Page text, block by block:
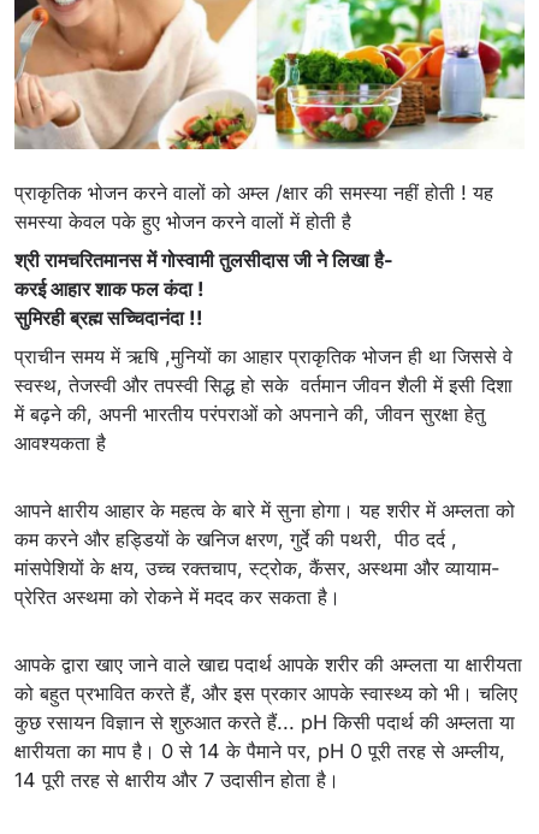
प्राकृतिक भोजन करने वालों को अम्ल /क्षार की समस्या नहीं होती ! यह
समस्या केवल पके हुए भोजन करने वालों में होती है
श्री रामचरितमानस में गोस्वामी तुलसीदास जी ने लिखा है-
करई आहार शाक फल कंदा !
सुमिरही ब्रह्म सच्चिदानंदा !!
प्राचीन समय में ऋषि ,मुनियों का आहार प्राकृतिक भोजन ही था जिससे वे
स्वस्थ, तेजस्वी और तपस्वी सिद्ध हो सके वर्तमान जीवन शैली में इसी दिशा
में बढ़ने की, अपनी भारतीय परंपराओं को अपनाने की, जीवन सुरक्षा हेतु
आवश्यकता है
आपने क्षारीय आहार के महत्व के बारे में सुना होगा। यह शरीर में अम्लता को
कम करने और हड्डियों के खनिज क्षरण, गुर्दे की पथरी, पीठ दर्द ,
मांसपेशियों के क्षय, उच्च रक्तचाप, स्ट्रोक, कैंसर, अस्थमा और व्यायाम-
प्रेरित अस्थमा को रोकने में मदद कर सकता है।
आपके द्वारा खाए जाने वाले खाद्य पदार्थ आपके शरीर की अम्लता या क्षारीयता
को बहुत प्रभावित करते हैं, और इस प्रकार आपके स्वास्थ्य को भी। चलिए
कुछ रसायन विज्ञान से शुरुआत करते हैं... pH किसी पदार्थ की अम्लता या
क्षारीयता का माप है। 0 से 14 के पैमाने पर, pH 0 पूरी तरह से अम्लीय,
14 पूरी तरह से क्षारीय और 7 उदासीन होता है।